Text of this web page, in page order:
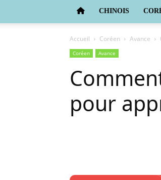
CHINOIS
Accueil Coréen Avance
Coréen Avance
pour